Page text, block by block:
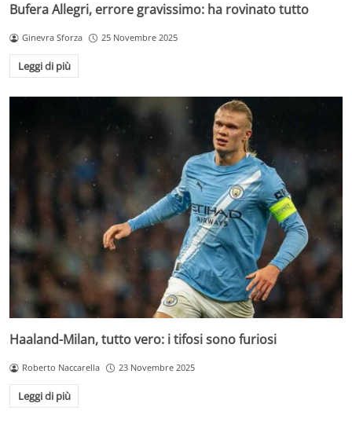
Bufera Allegri, errore gravissimo: ha rovinato tutto
Ginevra Sforza 25 Novembre 2025
Leggi di più
Haaland-Milan, tutto vero: i tifosi sono furiosi
Roberto Naccarella 23 Novembre 2025
Leggi di più